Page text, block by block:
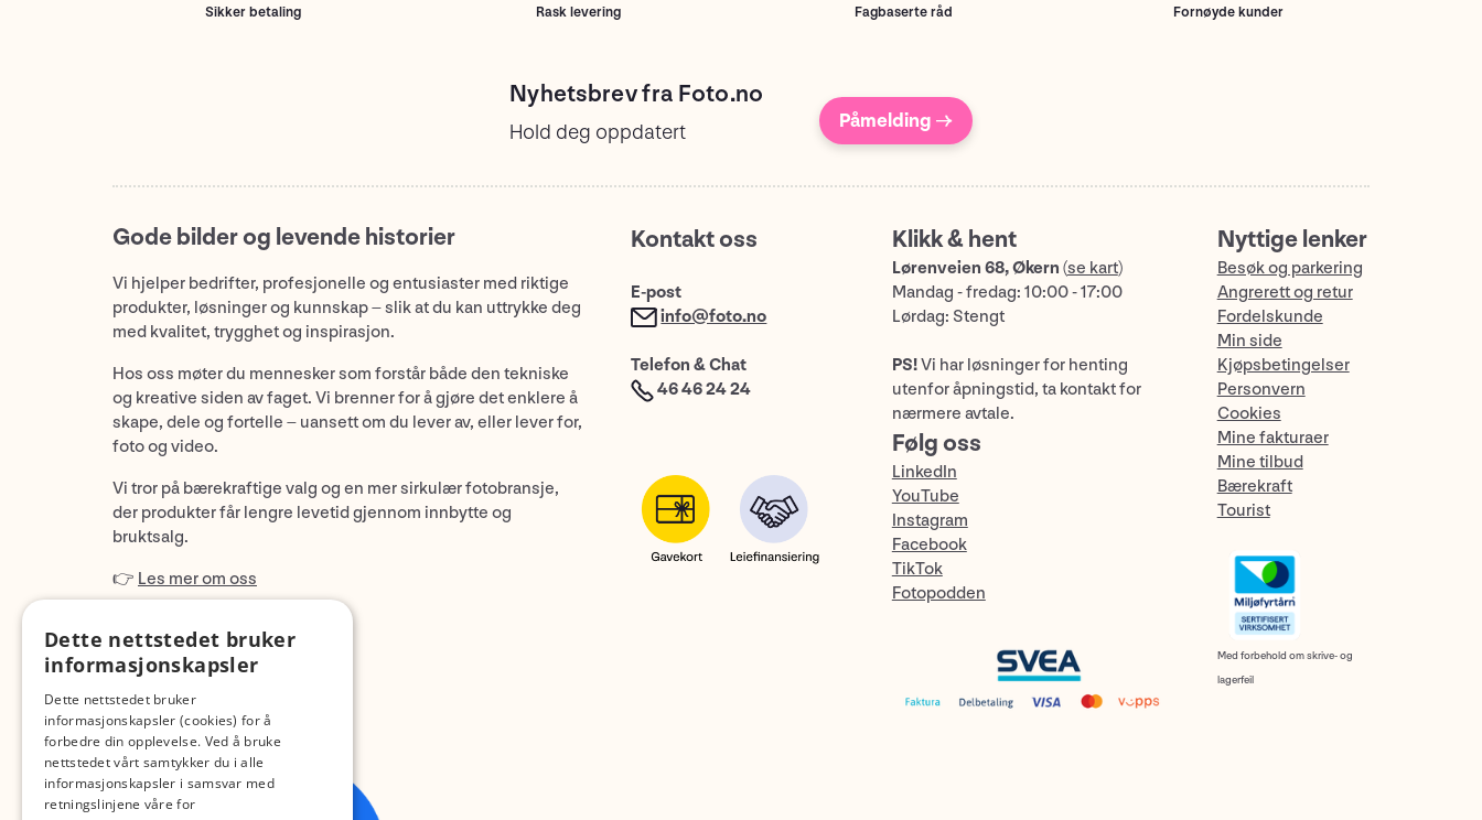
Sikker betaling Rask levering Fagbaserte råd Fornøyde kunder
Nyhetsbrev fra Foto.no
Hold deg oppdatert Påmelding →
Gode bilder og levende historier
Vi hjelper bedrifter, profesjonelle og entusiaster med riktige
produkter, løsninger og kunnskap – slik at du kan uttrykke deg
med kvalitet, trygghet og inspirasjon.
Hos oss møter du mennesker som forstår både den tekniske
og kreative siden av faget. Vi brenner for å gjøre det enklere å
skape, dele og fortelle – uansett om du lever av, eller lever for,
foto og video.
Vi tror på bærekraftige valg og en mer sirkulær fotobransje,
der produkter får lengre levetid gjennom innbytte og
bruktsalg.
👉 Les mer om oss
Kontakt oss
E-post
info@foto.no
Telefon & Chat
46 46 24 24
Klikk & hent
Lørenveien 68, Økern (se kart)
Mandag - fredag: 10:00 - 17:00
Lørdag: Stengt
PS!Vi har løsninger for henting
utenfor åpningstid, ta kontakt for
nærmere avtale.
Følg oss
LinkedIn
YouTube
Instagram
Facebook
TikTok
Fotopodden
Nyttige lenker
Besøk og parkering
Angrerett og retur
Fordelskunde
Min side
Kjøpsbetingelser
Personvern
Cookies
Mine fakturaer
Mine tilbud
Bærekraft
Tourist
Med forbehold om skrive- og
lagerfeil
Dette nettstedet bruker
informasjonskapsler
Dette nettstedet bruker
informasjonskapsler (cookies) for å
forbedre din opplevelse. Ved å bruke
nettstedet vårt samtykker du i alle
informasjonskapsler i samsvar med
retningslinjene våre for